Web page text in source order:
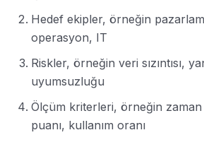
Hedef ekipler, örneğin
operasyon, IT
Riskler, örneğin veri sızıntısı,
uyumsuzluğu
Ölçüm kriterleri, örneğin
puanı, kullanım oranı